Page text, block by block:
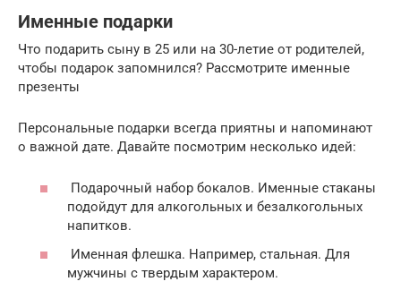
Именные подарки
Что подарить сыну в 25 или на 30-летие от родителей,
чтобы подарок запомнился? Рассмотрите именные
презенты
Персональные подарки всегда приятны и напоминают
о важной дате. Давайте посмотрим несколько идей:
Подарочный набор бокалов. Именные стаканы
подойдут для алкогольных и безалкогольных
напитков.
Именная флешка. Например, стальная. Для
мужчины с твердым характером.